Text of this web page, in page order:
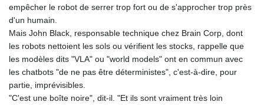
empêcher le robot de serrer trop fort ou de s'approcher trop près
d'un humain.
Mais John Black, responsable technique chez Brain Corp, dont
les robots nettoient les sols ou vérifient les stocks, rappelle que
les modèles dits "VLA" ou "world models" ont en commun avec
les chatbots "de ne pas être déterministes", c'est-à-dire, pour
partie, imprévisibles.
"C'est une boîte noire", dit-il. "Et ils sont vraiment très loin